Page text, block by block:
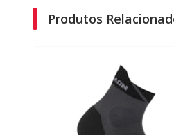
Produtos